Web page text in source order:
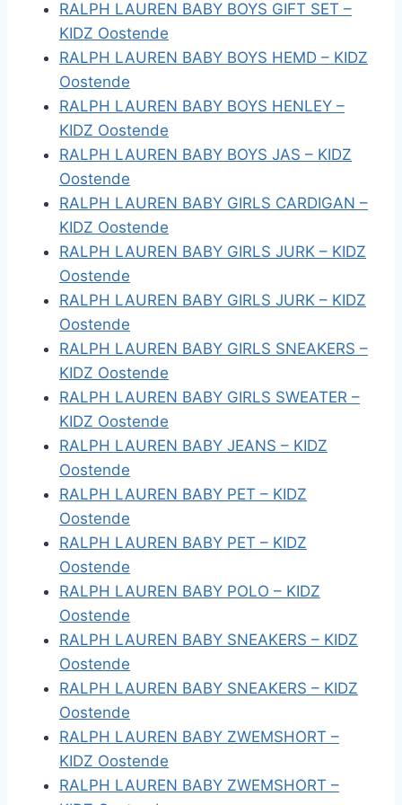
RALPH LAUREN BABY BOYS GIFT SET –
KIDZ Oostende
RALPH LAUREN BABY BOYS HEMD – KIDZ
Oostende
RALPH LAUREN BABY BOYS HENLEY –
KIDZ Oostende
RALPH LAUREN BABY BOYS JAS – KIDZ
Oostende
RALPH LAUREN BABY GIRLS CARDIGAN –
KIDZ Oostende
RALPH LAUREN BABY GIRLS JURK – KIDZ
Oostende
RALPH LAUREN BABY GIRLS JURK – KIDZ
Oostende
RALPH LAUREN BABY GIRLS SNEAKERS –
KIDZ Oostende
RALPH LAUREN BABY GIRLS SWEATER –
KIDZ Oostende
RALPH LAUREN BABY JEANS – KIDZ
Oostende
RALPH LAUREN BABY PET – KIDZ
Oostende
RALPH LAUREN BABY PET – KIDZ
Oostende
RALPH LAUREN BABY POLO – KIDZ
Oostende
RALPH LAUREN BABY SNEAKERS – KIDZ
Oostende
RALPH LAUREN BABY SNEAKERS – KIDZ
Oostende
RALPH LAUREN BABY ZWEMSHORT –
KIDZ Oostende
RALPH LAUREN BABY ZWEMSHORT –